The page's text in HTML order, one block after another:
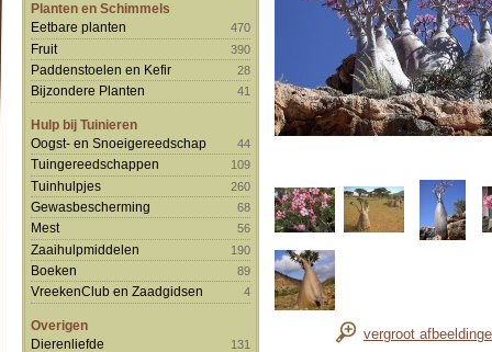
Planten en Schimmels
Eetbare planten
470
Fruit 390
Paddenstoelen en Kefir 28
Bijzondere Planten 41
Hulp bij Tuinieren
Oogst- en Snoeigereedschap
44
Tuingereedschappen 109
Tuinhulpjes 260
Gewasbescherming 68
Mest 56
Zaaihulpmiddelen 190
Boeken 89
VreekenClub en Zaadgidsen 4
Overigen
Dierenliefde
131
vergroot